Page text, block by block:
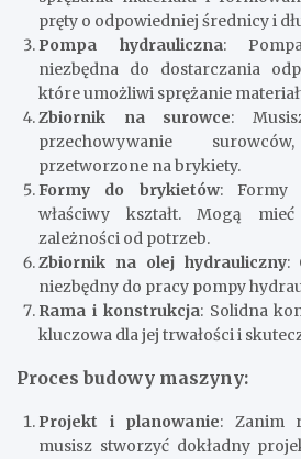
pręty o odpowiedniej średnicy i
Pompa hydrauliczna:
niezbędna do dostarczania
które umożliwi sprężanie
Zbiornik na surowce:
przechowywanie
przetworzone na brykiety.
Formy do brykietów: Formy
właściwy kształt. Mogą
zależności od potrzeb.
Zbiornik na olej hydrauliczny:
niezbędny do pracy pompy
Rama i konstrukcja: Solidna
kluczowa dla jej trwałości i
Proces budowy maszyny:
Projekt i planowanie: Zanim
musisz stworzyć dokładny